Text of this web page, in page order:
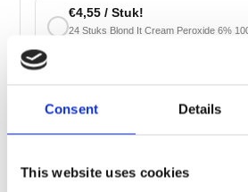
Consent Details
This website uses cookies
€4,55 / Stuk!
24 Stuks Blond It Cream Peroxide 6%
🛒